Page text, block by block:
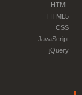
HTML
HTML5
CSS
JavaScript
jQuery